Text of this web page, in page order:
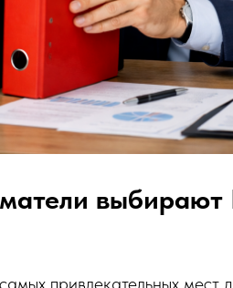
выбирают
привлекательных мест